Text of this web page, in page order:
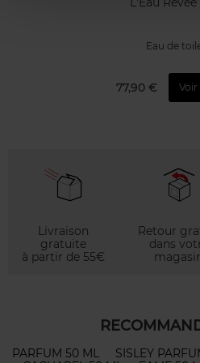
Eau de
77,90 €
Livraison
gratuite
à partir de 55€
Retour
dans
PARFUM 50 ML SISLEY